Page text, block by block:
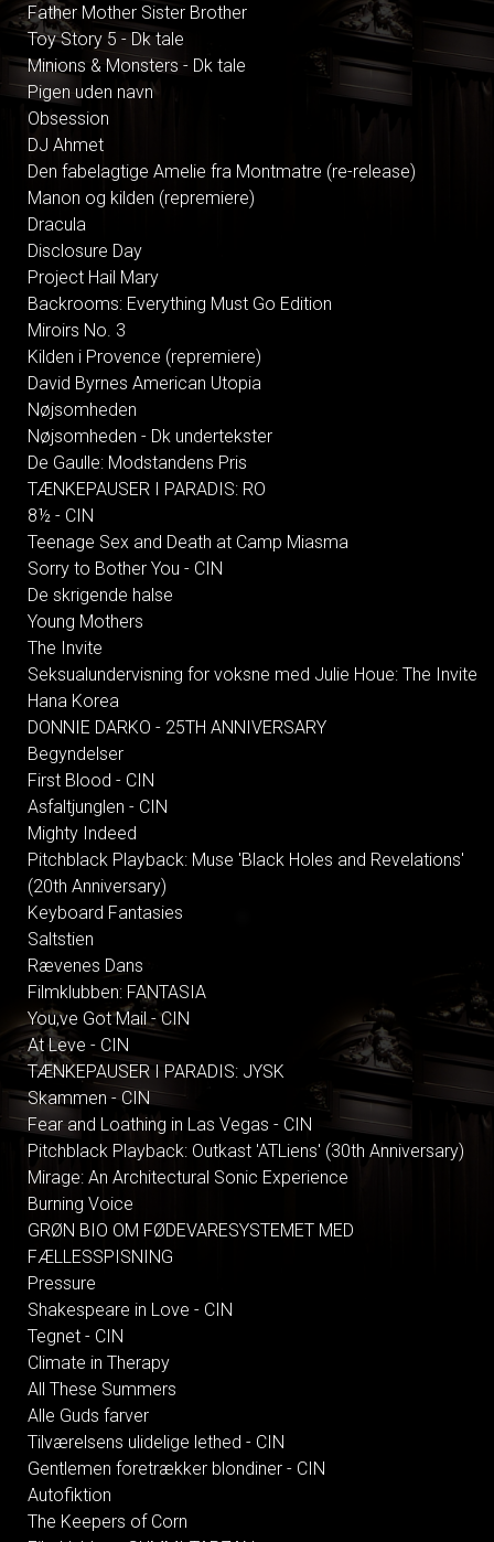
Father Mother Sister Brother
Toy Story 5 - Dk tale
Minions & Monsters - Dk tale
Pigen uden navn
Obsession
DJ Ahmet
Den fabelagtige Amelie fra Montmatre (re-release)
Manon og kilden (repremiere)
Dracula
Disclosure Day
Project Hail Mary
Backrooms: Everything Must Go Edition
Miroirs No. 3
Kilden i Provence (repremiere)
David Byrnes American Utopia
Nøjsomheden
Nøjsomheden - Dk undertekster
De Gaulle: Modstandens Pris
TÆNKEPAUSER I PARADIS: RO
8½ - CIN
Teenage Sex and Death at Camp Miasma
Sorry to Bother You - CIN
De skrigende halse
Young Mothers
The Invite
Seksualundervisning for voksne med Julie Houe: The Invite
Hana Korea
DONNIE DARKO - 25TH ANNIVERSARY
Begyndelser
First Blood - CIN
Asfaltjunglen - CIN
Mighty Indeed
Pitchblack Playback: Muse 'Black Holes and Revelations'
(20th Anniversary)
Keyboard Fantasies
Saltstien
Rævenes Dans
Filmklubben: FANTASIA
You,ve Got Mail - CIN
At Leve - CIN
TÆNKEPAUSER I PARADIS: JYSK
Skammen - CIN
Fear and Loathing in Las Vegas - CIN
Pitchblack Playback: Outkast 'ATLiens' (30th Anniversary)
Mirage: An Architectural Sonic Experience
Burning Voice
GRØN BIO OM FØDEVARESYSTEMET MED
FÆLLESSPISNING
Pressure
Shakespeare in Love - CIN
Tegnet - CIN
Climate in Therapy
All These Summers
Alle Guds farver
Tilværelsens ulidelige lethed - CIN
Gentlemen foretrækker blondiner - CIN
Autofiktion
The Keepers of Corn